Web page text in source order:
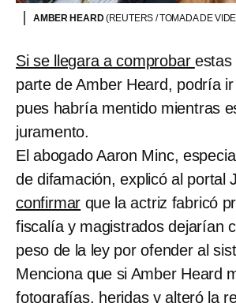
AMBER HEARD(REUTERS / TOMADA DE
Si se llegara a comprobar estas
parte de Amber Heard, podría
pues habría mentido mientras
juramento.
El abogado Aaron Minc,
de difamación, explicó al portal
confirmar que la actriz fabricó
fiscalía y magistrados dejarían
peso de la ley por ofender al
Menciona que si Amber Heard
fotografías, heridas y alteró la